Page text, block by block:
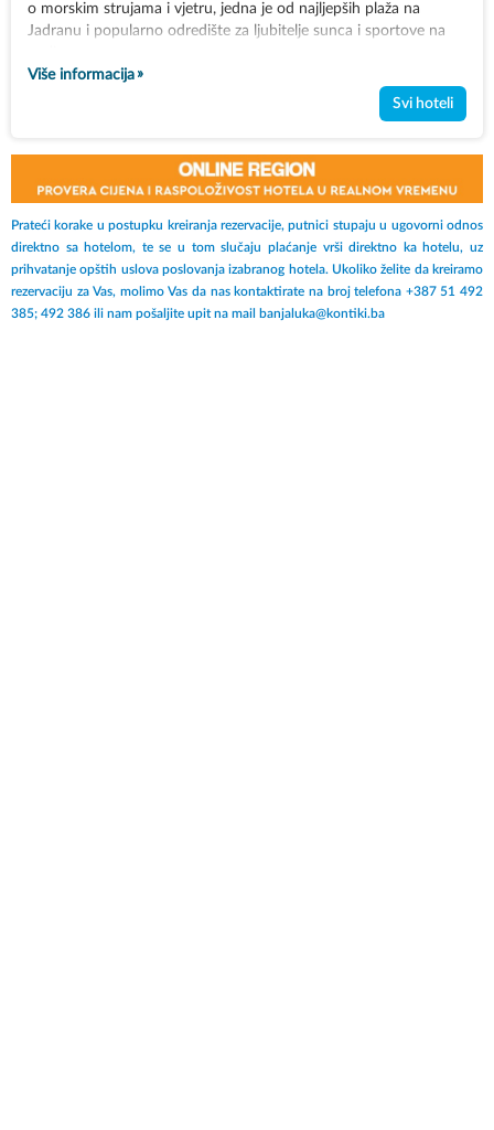
o morskim strujama i vjetru, jedna je od najljepših plaža na
Jadranu i popularno odredište za ljubitelje sunca i sportove na
Brač je također poznat po svom kamenjaru od kojeg su
izgrađene mnoge poznate građevine celim svijetom, uključujući i
svojoj bijeloj boji i visokom kvalitetu, a klesarstvo je tradicionalna
zanimacija stanovnika ovog ostrva.
Više informacija
Svi hoteli
Prateći korake u postupku kreiranja rezervacije, putnici stupaju u ugovorni odnos
direktno sa hotelom, te se u tom slučaju plaćanje vrši direktno ka hotelu, uz
prihvatanje opštih uslova poslovanja izabranog hotela. Ukoliko želite da kreiramo
rezervaciju za Vas, molimo Vas da nas kontaktirate na broj telefona +387 51 492
385; 492 386 ili nam pošaljite upit na mail banjaluka@kontiki.ba